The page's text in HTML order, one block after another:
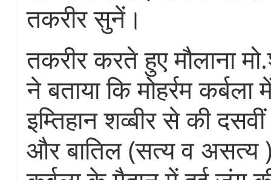
तकरीर सुनें।
तकरीर करते हुए मौलाना
ने बताया कि मोहर्रम कर्बला
इम्तिहान शव्बीर से की
और बातिल (सत्य व असत्य